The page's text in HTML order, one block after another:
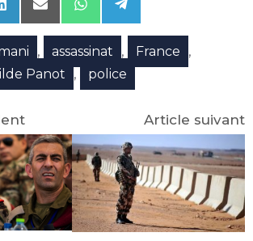
Share
on
Email
Share
on
WhatsApp
Share
on
Telegram
, assassinat , France ,
Panot , police
Article suivant